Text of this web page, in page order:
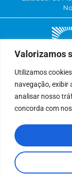
Valorizamos
Utilizamos
navegação, exibir
analisar nosso
concorda comRua: